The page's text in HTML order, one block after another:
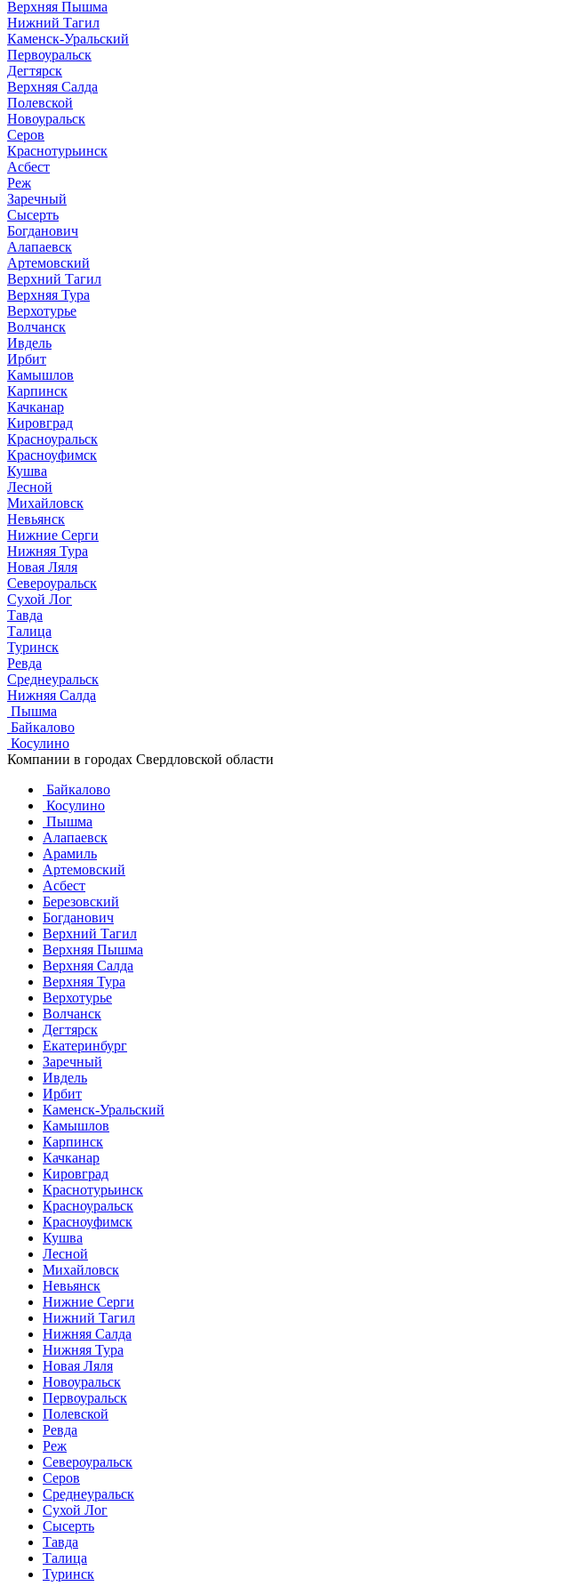
Верхняя Пышма
Нижний Тагил
Каменск-Уральский
Первоуральск
Дегтярск
Верхняя Салда
Полевской
Новоуральск
Серов
Краснотурьинск
Асбест
Реж
Заречный
Сысерть
Богданович
Алапаевск
Артемовский
Верхний Тагил
Верхняя Тура
Верхотурье
Волчанск
Ивдель
Ирбит
Камышлов
Карпинск
Качканар
Кировград
Красноуральск
Красноуфимск
Кушва
Лесной
Михайловск
Невьянск
Нижние Серги
Нижняя Тура
Новая Ляля
Североуральск
Сухой Лог
Тавда
Талица
Туринск
Ревда
Среднеуральск
Нижняя Салда
Пышма
Байкалово
Косулино
Компании в городах Свердловской области
Байкалово
Косулино
Пышма
Алапаевск
Арамиль
Артемовский
Асбест
Березовский
Богданович
Верхний Тагил
Верхняя Пышма
Верхняя Салда
Верхняя Тура
Верхотурье
Волчанск
Дегтярск
Екатеринбург
Заречный
Ивдель
Ирбит
Каменск-Уральский
Камышлов
Карпинск
Качканар
Кировград
Краснотурьинск
Красноуральск
Красноуфимск
Кушва
Лесной
Михайловск
Невьянск
Нижние Серги
Нижний Тагил
Нижняя Салда
Нижняя Тура
Новая Ляля
Новоуральск
Первоуральск
Полевской
Ревда
Реж
Североуральск
Серов
Среднеуральск
Сухой Лог
Сысерть
Тавда
Талица
Туринск